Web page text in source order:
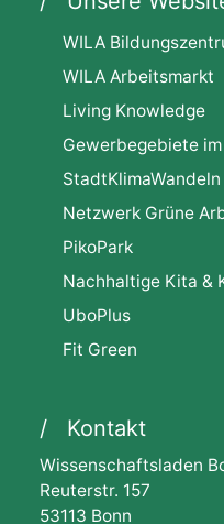
WILA
WILA Arbeitsmarkt
Living Knowledge
Gewerbegebiete
StadtKlimaWandeln
Netzwerk Grüne
PikoPark
Nachhaltige Kita &
UboPlus
Fit Green
Kontakt
Wissenschaftsladen
Reuterstr. 157
53113 Bonn